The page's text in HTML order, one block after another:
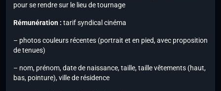
pour se rendre sur le lieu de tournage
Rémunération : tarif syndical cinéma
– photos couleurs récentes (portrait et en pied, avec proposition
de tenues)
– nom, prénom, date de naissance, taille, taille vêtements (haut,
bas, pointure), ville de résidence